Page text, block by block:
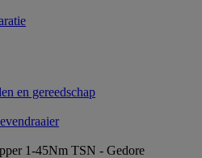
en gereedschap
1-45Nm TSN - Gedore